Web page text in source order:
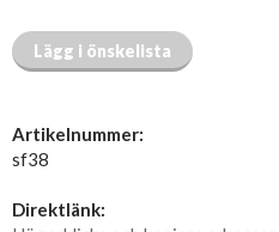
Lägg i önskelista
Artikelnummer:
sf38
Direktlänk: